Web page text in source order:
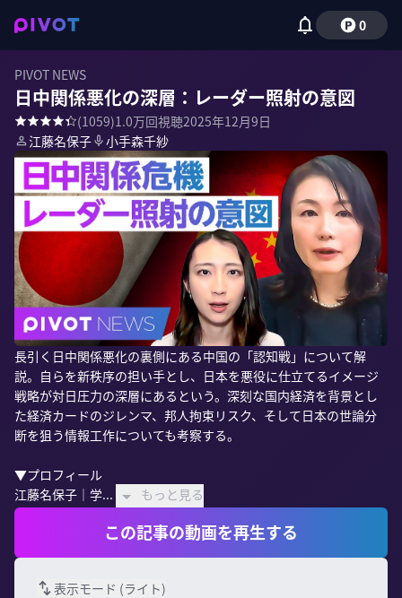
0
PIVOT NEWS
日中関係悪化の深層：レーダー照射の意図
(1059)1.0万回視聴2025年12月9日
江藤名保子
小手森千紗
長引く日中関係悪化の裏側にある中国の「認知戦」について解
説。自らを新秩序の担い手とし、日本を悪役に仕立てるイメージ
戦略が対日圧力の深層にあるという。深刻な国内経済を背景とし
た経済カードのジレンマ、邦人拘束リスク、そして日本の世論分
断を狙う情報工作についても考察する。
▼プロフィール
江藤名保子｜学...
もっと見る
この記事の動画を再生する
表示モード (ライト)